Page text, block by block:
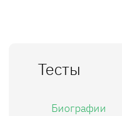
Тесты
Биографии